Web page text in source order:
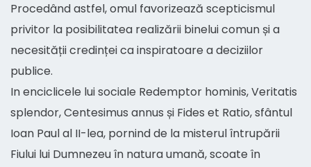
Procedând astfel, omul favorizează scepticismul
privitor la posibilitatea realizării binelui comun și a
necesității credinței ca inspiratoare a deciziilor
publice.
In enciclicele lui sociale Redemptor hominis, Veritatis
splendor, Centesimus annus și Fides et Ratio, sfântul
Ioan Paul al II-lea, pornind de la misterul întrupării
Fiului lui Dumnezeu în natura umană, scoate în